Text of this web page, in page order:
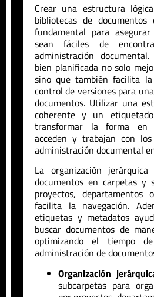
Crear una estructura
bibliotecas de
fundamental para
sean fáciles de
administración
bien planificada no solo
sino que también facilita
control de versiones para
documentos. Utilizar una
coherente y un
transformar la forma en
acceden y trabajan con
administración documental
La organización
documentos en carpetas y
proyectos,
facilita la navegación.
etiquetas y metadatos
buscar documentos de
optimizando el tiempo
administración de
Organización
subcarpetas para